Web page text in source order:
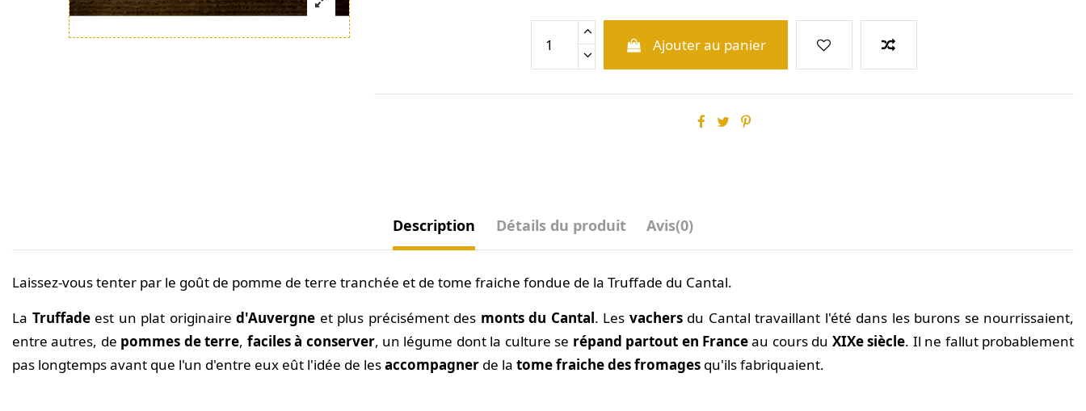
Ajouter au panier
Description Détails du produit Avis(0)
Laissez-vous tenter par le goût de pomme de terre tranchée et de tome fraiche fondue de la Truffade du Cantal.
La Truffadeest un plat originaire d'Auvergne et plus précisément des monts du Cantal. Les vachersdu Cantal travaillant l'été dans les burons se nourrissaient,
entre autres, de pommes de terre, faciles à conserver, un légume dont la culture se répand partout en Franceau cours du XIXe siècle. Il ne fallut probablement
pas longtemps avant que l'un d'entre eux eût l'idée de lesaccompagner de la tome fraiche des fromages qu'ils fabriquaient.